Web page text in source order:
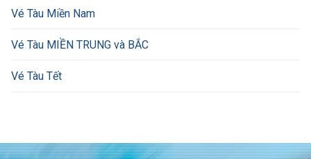
Vé Tàu Miền Nam
Vé Tàu MIỀN TRUNG và BẮC
Vé Tàu Tết